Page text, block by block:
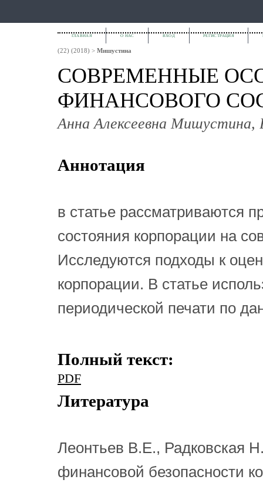
ГЛАВНАЯ О НАС ВХОД РЕГИСТРАЦИЯ
(22) (2018) > Мишустина
СОВРЕМЕННЫЕ
ФИНАНСОВОГО
Анна Алексеевна Мишустина,
Аннотация
в статье рассматриваются
состояния корпорации на
Исследуются подходы к
корпорации. В статье
периодической печати по
Полный текст:
PDF
Литература
Леонтьев В.Е., Радковская
финансовой безопасности